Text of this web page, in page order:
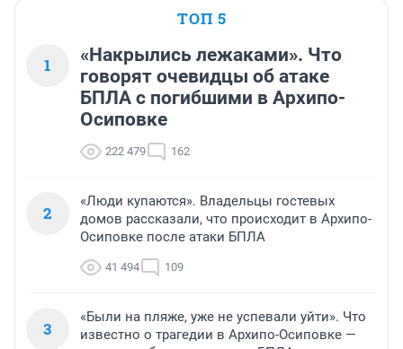
ТОП 5
1
«Накрылись лежаками». Что
говорят очевидцы об атаке
БПЛА с погибшими в Архипо-
Осиповке
222 479 162
2
«Люди купаются». Владельцы гостевых
домов рассказали, что происходит в Архипо-
Осиповке после атаки БПЛА
41 494 109
3
«Были на пляже, уже не успевали уйти». Что
известно о трагедии в Архипо-Осиповке —